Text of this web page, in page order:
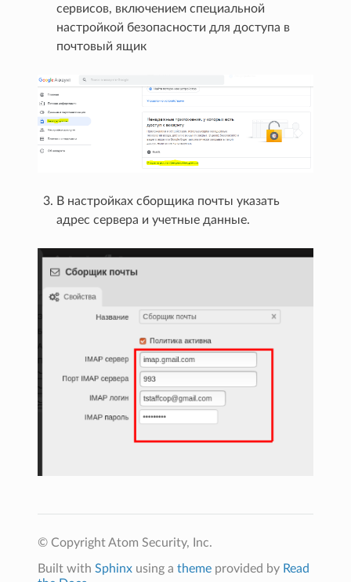
сервисов, включением специальной
настройкой безопасности для доступа в
почтовый ящик
В настройках сборщика почты указать
адрес сервера и учетные данные.
© Copyright Atom Security, Inc.
Built withSphinx using atheme provided by Read